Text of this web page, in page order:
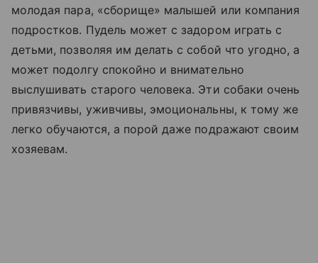
молодая пара, «сборище» малышей или компания
подростков. Пудель может с задором играть с
детьми, позволяя им делать с собой что угодно, а
может подолгу спокойно и внимательно
выслушивать старого человека. Эти собаки очень
привязчивы, уживчивы, эмоциональны, к тому же
легко обучаются, а порой даже подражают своим
хозяевам.